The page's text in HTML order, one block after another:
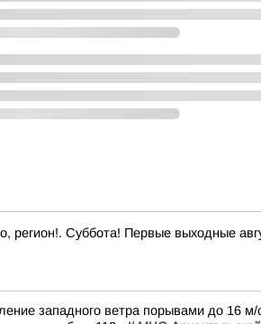
регион!. Суббота! Первые выходные
западного ветра порывами до 16